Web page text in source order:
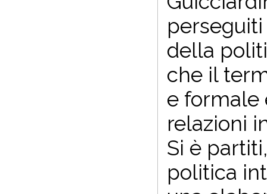
della
che il
e formale
relazioni
Si è
politica